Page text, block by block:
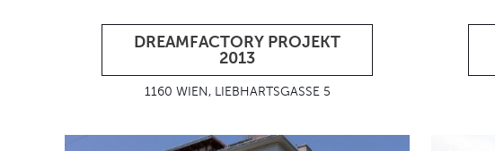
DREAMFACTORY PROJEKT
2013
1160 WIEN, LIEBHARTSGASSE 5